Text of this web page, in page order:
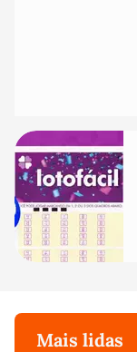
Mais lidas